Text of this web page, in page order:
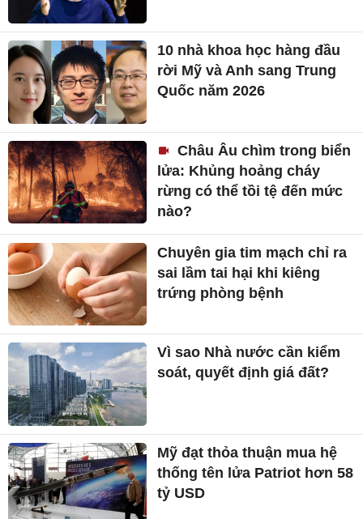
10 nhà khoa học hàng đầu
rời Mỹ và Anh sang Trung
Quốc năm 2026
Châu Âu chìm trong biển
lửa: Khủng hoảng cháy
rừng có thể tồi tệ đến mức
nào?
Chuyên gia tim mạch chỉ ra
sai lầm tai hại khi kiêng
trứng phòng bệnh
Vì sao Nhà nước cần kiểm
soát, quyết định giá đất?
Mỹ đạt thỏa thuận mua hệ
thống tên lửa Patriot hơn 58
tỷ USD